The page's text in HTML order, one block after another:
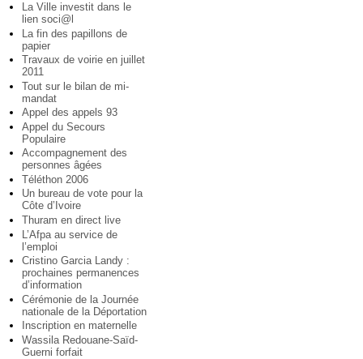
La Ville investit dans le
lien soci@l
La fin des papillons de
papier
Travaux de voirie en juillet
2011
Tout sur le bilan de mi-
mandat
Appel des appels 93
Appel du Secours
Populaire
Accompagnement des
personnes âgées
Téléthon 2006
Un bureau de vote pour la
Côte d’Ivoire
Thuram en direct live
L’Afpa au service de
l’emploi
Cristino Garcia Landy :
prochaines permanences
d’information
Cérémonie de la Journée
nationale de la Déportation
Inscription en maternelle
Wassila Redouane-Saïd-
Guerni forfait